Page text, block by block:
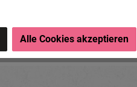
Alle Cookies akzeptieren